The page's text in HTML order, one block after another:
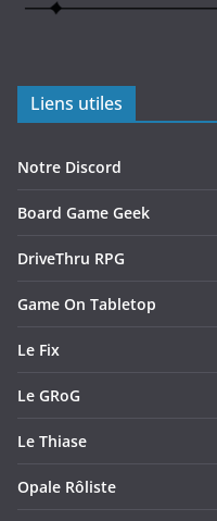
Liens utiles
Notre Discord
Board Game Geek
DriveThru RPG
Game On Tabletop
Le Fix
Le GRoG
Le Thiase
Opale Rôliste